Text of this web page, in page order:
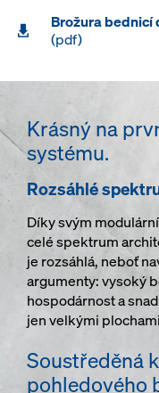
Brožura bednicí
(pdf)
Krásný na
systému.
Rozsáhlé
Díky svým
celé spektrum
je rozsáhlá, neboť
argumenty: vysoký
hospodárnost a
jen velkými
Soustředěná
pohledového